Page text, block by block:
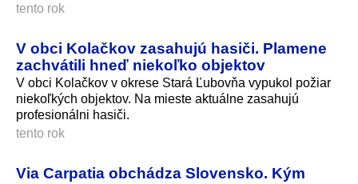
tento rok
V obci Kolačkov zasahujú hasiči. Plamene
zachvátili hneď niekoľko objektov
V obci Kolačkov v okrese Stará Ľubovňa vypukol požiar
niekoľkých objektov. Na mieste aktuálne zasahujú
profesionálni hasiči.
tento rok
Via Carpatia obchádza Slovensko. Kým